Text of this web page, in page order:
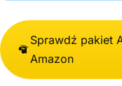
Sprawdź pakiet
Amazon